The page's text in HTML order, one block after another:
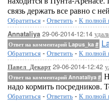
связь держать все равно с
Обратиться - Ответить - К полной
Annataliya 29-06-2014-12:14
Ответ на комментарий Lapus_ka #
Обратиться - Ответить - К полной
Павел_Декарт29-06-2014-12:42
Ответ на комментарий Annataliya #
надо кормить посредников.
Обратиться - Ответить - К полной